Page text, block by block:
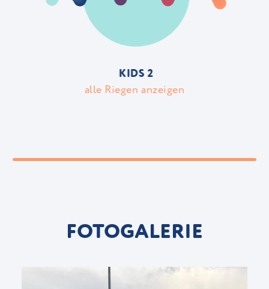
KIDS 2
alle Riegen anzeigen
FOTOGALERIE